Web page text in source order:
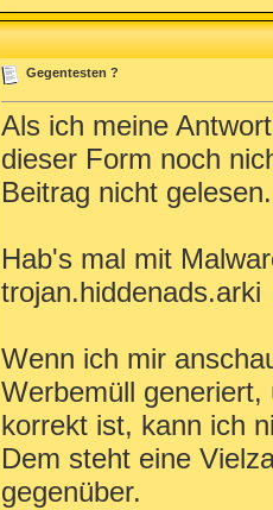
Gegentesten ?
Als ich meine
dieser Form noch
Beitrag nicht gelesen.
Hab's mal mit
trojan.hiddenads.arki
Wenn ich mir
Werbemüll
korrekt ist, kann ich
Dem steht eine
gegenüber.